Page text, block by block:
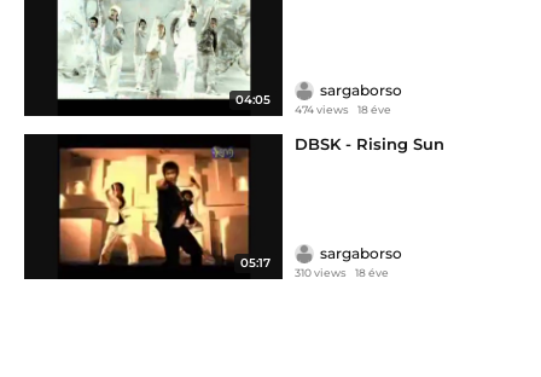
04:05
sargaborso
474 views 18 éve
05:17
DBSK - Rising Sun
sargaborso
310 views 18 éve